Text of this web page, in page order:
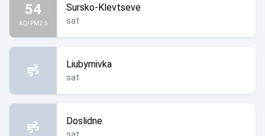
54
AQI PM2.5
Sursko-Klevtseve
sat
Liubymivka
sat
Doslidne